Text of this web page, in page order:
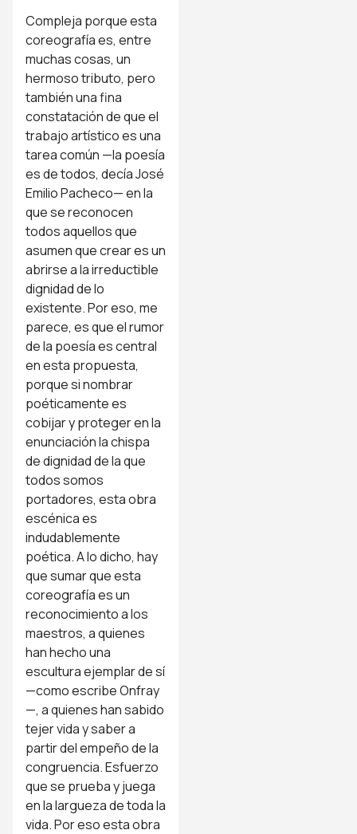
Compleja porque esta
coreografía es, entre
muchas cosas, un
hermoso tributo, pero
también una fina
constatación de que el
trabajo artístico es una
tarea común —la poesía
es de todos, decía José
Emilio Pacheco— en la
que se reconocen
todos aquellos que
asumen que crear es un
abrirse a la irreductible
dignidad de lo
existente. Por eso, me
parece, es que el rumor
de la poesía es central
en esta propuesta,
porque si nombrar
poéticamente es
cobijar y proteger en la
enunciación la chispa
de dignidad de la que
todos somos
portadores, esta obra
escénica es
indudablemente
poética. A lo dicho, hay
que sumar que esta
coreografía es un
reconocimiento a los
maestros, a quienes
han hecho una
escultura ejemplar de sí
—como escribe Onfray
—, a quienes han sabido
tejer vida y saber a
partir del empeño de la
congruencia. Esfuerzo
que se prueba y juega
en la largueza de toda la
vida. Por eso esta obra